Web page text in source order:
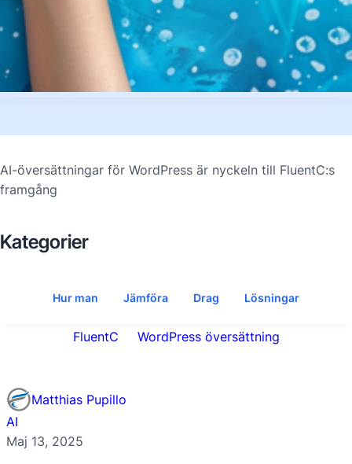
AI-översättningar för WordPress är nyckeln till FluentC:s
framgång
Kategorier
Hur man Jämföra Drag Lösningar
FluentC WordPress översättning
Matthias Pupillo
AI
Maj 13, 2025